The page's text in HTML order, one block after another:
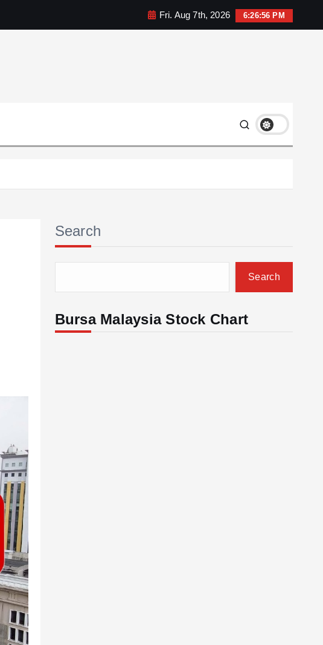
Fri. Aug 7th, 2026 6:26:57 PM
Search
Search
Bursa Malaysia Stock Chart